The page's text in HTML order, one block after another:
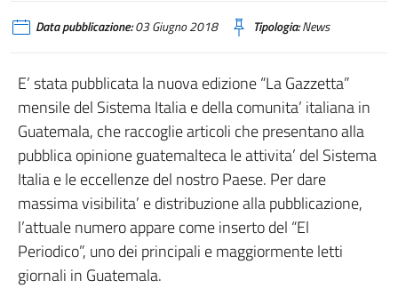
Data pubblicazione:03 Giugno 2018 Tipologia:News
E’ stata pubblicata la nuova edizione “La Gazzetta”
mensile del Sistema Italia e della comunita’ italiana in
Guatemala, che raccoglie articoli che presentano alla
pubblica opinione guatemalteca le attivita’ del Sistema
Italia e le eccellenze del nostro Paese. Per dare
massima visibilita’ e distribuzione alla pubblicazione,
l’attuale numero appare come inserto del “El
Periodico”, uno dei principali e maggiormente letti
giornali in Guatemala.